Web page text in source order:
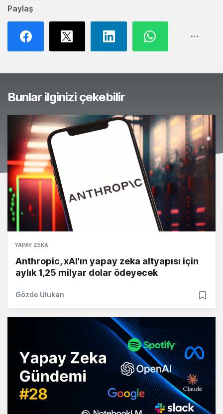
Paylaş
Bunlar ilginizi çekebilir
YAPAY ZEKA
Anthropic, xAI'ın yapay zeka altyapısı için
aylık 1,25 milyar dolar ödeyecek
Gözde Ulukan